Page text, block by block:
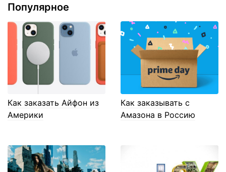
Популярное
Как заказать Айфон из
Америки
Как заказывать с
Амазона в Россию